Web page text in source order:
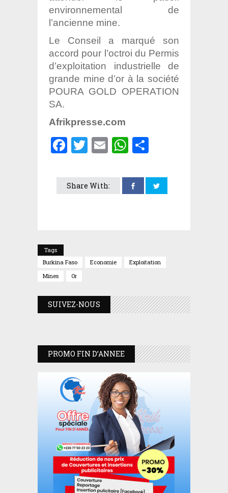
environnemental de
l’ancienne mine.
Le Conseil a marqué son
accord pour l’octroi du Permis
d’exploitation industrielle de
grande mine d’or à la société
POURA GOLD OPERATION
SA.
Afrikpresse.com
Facebook
Twitter
EmailWhatsApp
Share With:
Tags
Burkina Faso
Economie
Exploitation
Mines
Or
SUIVEZ-NOUS
PROMO FIN D’ANNEE